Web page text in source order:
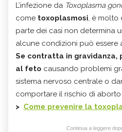
L’infezione da Toxoplasma
come toxoplasmosi, è molto
parte dei casi non determina
alcune condizioni può essere
Se contratta in gravidanza,
al feto causando problemi
sistema nervoso centrale o
comportare il rischio di
> Come prevenire la
Continua a leggere